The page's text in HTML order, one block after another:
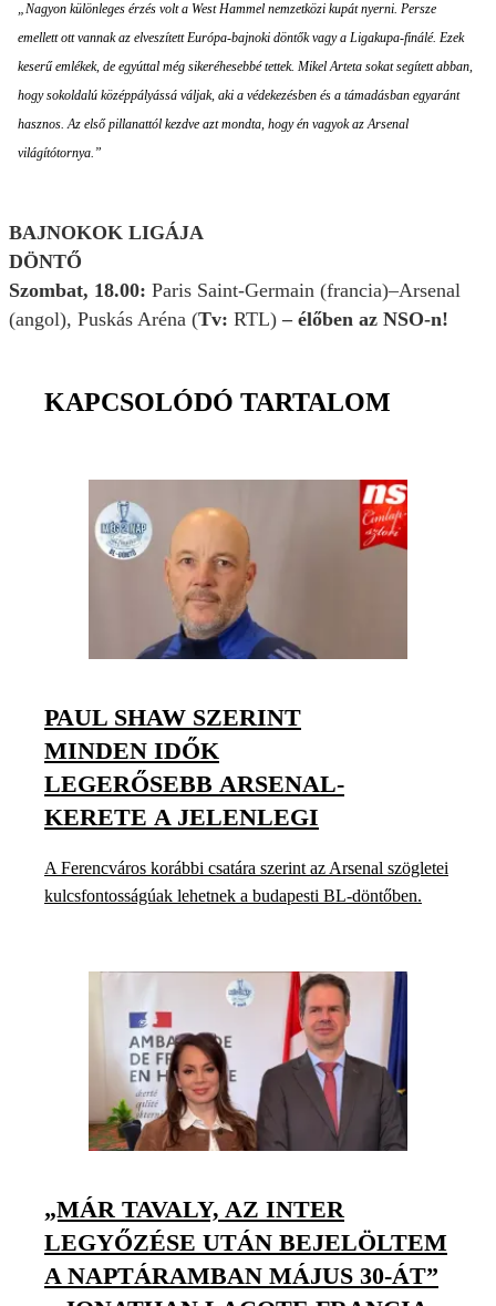
„Nagyon különleges érzés volt a West Hammel nemzetközi kupát nyerni. Persze
emellett ott vannak az elveszített Európa-bajnoki döntők vagy a Ligakupa-finálé. Ezek
keserű emlékek, de egyúttal még sikeréhesebbé tettek. Mikel Arteta sokat segített abban,
hogy sokoldalú középpályássá váljak, aki a védekezésben és a támadásban egyaránt
hasznos. Az első pillanattól kezdve azt mondta, hogy én vagyok az Arsenal
világítótornya.”
BAJNOKOK LIGÁJA
DÖNTŐ
Szombat, 18.00: Paris Saint-Germain (francia)–Arsenal
(angol), Puskás Aréna (Tv: RTL)– élőben az NSO-n!
KAPCSOLÓDÓ TARTALOM
PAUL SHAW SZERINT
MINDEN IDŐK
LEGERŐSEBB ARSENAL-
KERETE A JELENLEGI
A Ferencváros korábbi csatára szerint az Arsenal szögletei
kulcsfontosságúak lehetnek a budapesti BL-döntőben.
„MÁR TAVALY, AZ INTER
LEGYŐZÉSE UTÁN BEJELÖLTEM
A NAPTÁRAMBAN MÁJUS 30-ÁT”